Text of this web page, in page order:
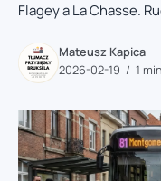
Flagey a La Chasse.
Mateusz Kapica
2026-02-19
1